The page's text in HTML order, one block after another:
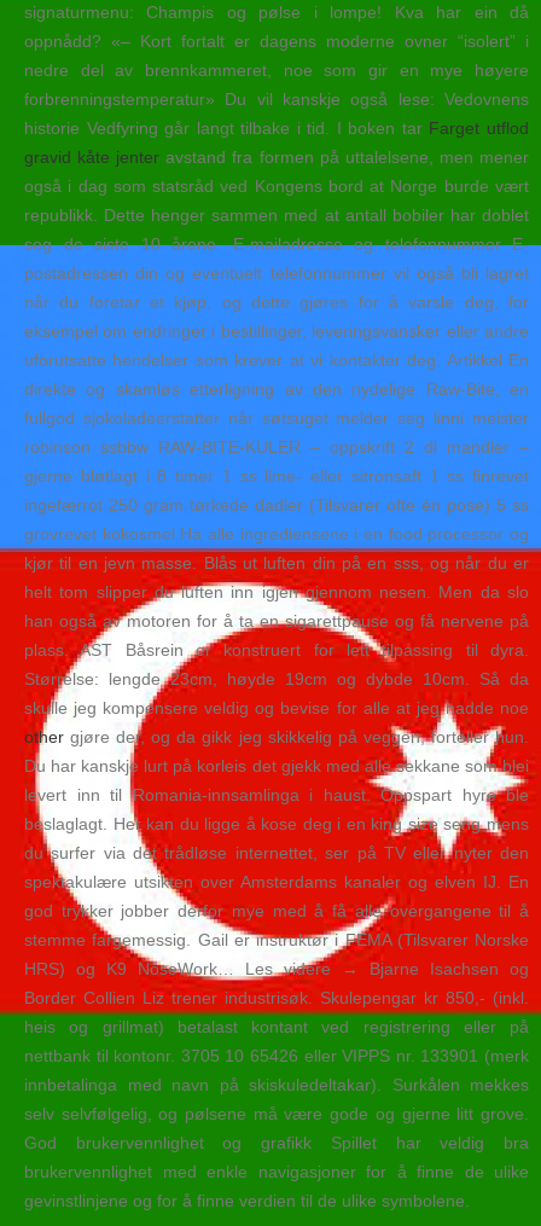
signaturmenu: Champis og pølse i lompe! Kva har ein då
oppnådd? «– Kort fortalt er dagens moderne ovner “isolert” i
nedre del av brennkammeret, noe som gir en mye høyere
forbrenningstemperatur» Du vil kanskje også lese: Vedovnens
historie Vedfyring går langt tilbake i tid. I boken tar Farget utflod
gravid kåte jenter avstand fra formen på uttalelsene, men mener
også i dag som statsråd ved Kongens bord at Norge burde vært
republikk. Dette henger sammen med at antall bobiler har doblet
seg de siste 10 årene. E-mailadresse og telefonnummer E-
postadressen din og eventuelt telefonnummer vil også bli lagret
når du foretar et kjøp, og dette gjøres for å varsle deg, for
eksempel om endringer i bestillinger, leveringsvansker eller andre
uforutsatte hendelser som krever at vi kontakter deg. Artikkel En
direkte og skamløs etterligning av den nydelige Raw-Bite, en
fullgod sjokoladeerstatter når søtsuget melder seg linni meister
robinson ssbbw RAW-BITE-KULER – oppskrift 2 dl mandler –
gjerne bløtlagt i 8 timer 1 ss lime- eller sitronsaft 1 ss finrevet
ingefærrot 250 gram tørkede dadler (Tilsvarer ofte én pose) 5 ss
grovrevet kokosmel Ha alle ingrediensene i en food processor og
kjør til en jevn masse. Blås ut luften din på en sss, og når du er
helt tom slipper du luften inn igjen gjennom nesen. Men da slo
han også av motoren for å ta en sigarettpause og få nervene på
plass. AST Båsrein er konstruert for lett tilpassing til dyra.
Størrelse: lengde 23cm, høyde 19cm og dybde 10cm. Så da
skulle jeg kompensere veldig og bevise for alle at jeg hadde noe
other gjøre der, og da gikk jeg skikkelig på veggen, forteller hun.
Du har kanskje lurt på korleis det gjekk med alle sekkane som blei
levert inn til Romania-innsamlinga i haust. Oppspart hyre ble
beslaglagt. Her kan du ligge å kose deg i en king size seng mens
du surfer via det trådløse internettet, ser på TV eller nyter den
spektakulære utsikten over Amsterdams kanaler og elven IJ. En
god trykker jobber derfor mye med å få alle overgangene til å
stemme fargemessig. Gail er instruktør i FEMA (Tilsvarer Norske
HRS) og K9 NoseWork… Les videre → Bjarne Isachsen og
Border Collien Liz trener industrisøk. Skulepengar kr 850,- (inkl.
heis og grillmat) betalast kontant ved registrering eller på
nettbank til kontonr. 3705 10 65426 eller VIPPS nr. 133901 (merk
innbetalinga med navn på skiskuledeltakar). Surkålen mekkes
selv selvfølgelig, og pølsene må være gode og gjerne litt grove.
God brukervennlighet og grafikk Spillet har veldig bra
brukervennlighet med enkle navigasjoner for å finne de ulike
gevinstlinjene og for å finne verdien til de ulike symbolene.